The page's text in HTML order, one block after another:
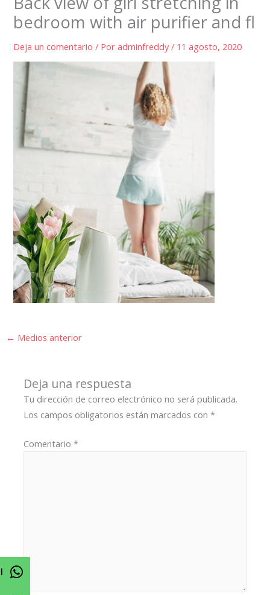
bedroom with air purifier and fl
Deja un comentario / Poradminfreddy/ 11 agosto, 2020
← Medios anterior
Deja una respuesta
Tu dirección de correo electrónico no será publicada.
Los campos obligatorios están marcados con*
Comentario*